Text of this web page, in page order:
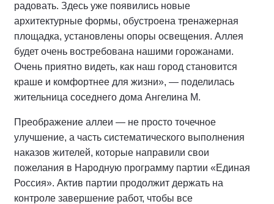
радовать. Здесь уже появились новые
архитектурные формы, обустроена тренажерная
площадка, установлены опоры освещения. Аллея
будет очень востребована нашими горожанами.
Очень приятно видеть, как наш город становится
краше и комфортнее для жизни», — поделилась
жительница соседнего дома Ангелина М.
Преображение аллеи — не просто точечное
улучшение, а часть систематического выполнения
наказов жителей, которые направили свои
пожелания в Народную программу партии «Единая
Россия». Актив партии продолжит держать на
контроле завершение работ, чтобы все